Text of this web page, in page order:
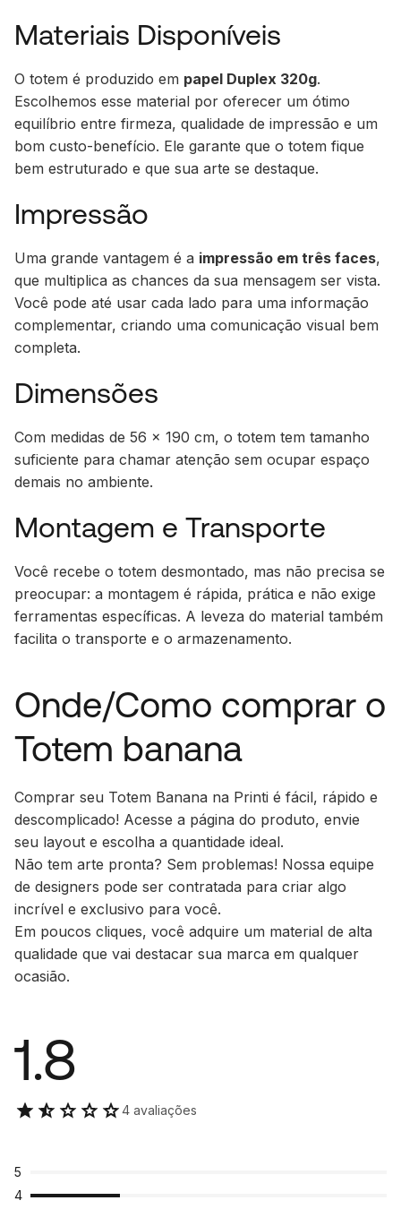
Materiais Disponíveis
O totem é produzido em papel Duplex 320g.
Escolhemos esse material por oferecer um ótimo
equilíbrio entre firmeza, qualidade de impressão e um
bom custo-benefício. Ele garante que o totem fique
bem estruturado e que sua arte se destaque.
Impressão
Uma grande vantagem é a impressão em três faces,
que multiplica as chances da sua mensagem ser vista.
Você pode até usar cada lado para uma informação
complementar, criando uma comunicação visual bem
completa.
Dimensões
Com medidas de 56 x 190 cm, o totem tem tamanho
suficiente para chamar atenção sem ocupar espaço
demais no ambiente.
Montagem e Transporte
Você recebe o totem desmontado, mas não precisa se
preocupar: a montagem é rápida, prática e não exige
ferramentas específicas. A leveza do material também
facilita o transporte e o armazenamento.
Onde/Como comprar o
Totem banana
Comprar seu Totem Banana na Printi é fácil, rápido e
descomplicado! Acesse a página do produto, envie
seu layout e escolha a quantidade ideal.
Não tem arte pronta? Sem problemas! Nossa equipe
de designers pode ser contratada para criar algo
incrível e exclusivo para você.
Em poucos cliques, você adquire um material de alta
qualidade que vai destacar sua marca em qualquer
ocasião.
1.8
4 avaliações
5
4